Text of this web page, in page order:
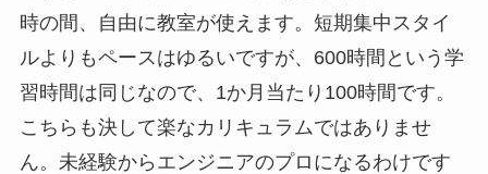
時の間、自由に教室が使えます。短期集中スタイ
ルよりもペースはゆるいですが、600時間という学
習時間は同じなので、1か月当たり100時間です。
こちらも決して楽なカリキュラムではありませ
ん。未経験からエンジニアのプロになるわけです